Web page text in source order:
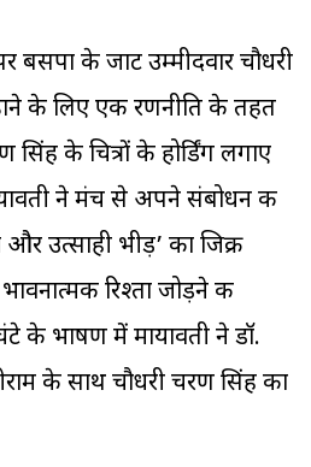
बसपा के जाट उम्मीदवार चौधरी
के लिए एक रणनीति के तहत
के चित्रों के होर्डिंग लगाए
ने मंच से अपने संबोधन की
उत्साही भीड़’ का जिक्र
रिश्ता जोड़ने की
के भाषण में मायावती ने डॉ.
के साथ चौधरी चरण सिंह का